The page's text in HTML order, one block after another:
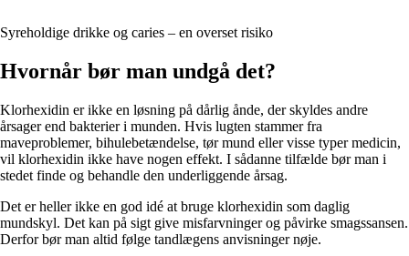
Syreholdige drikke og caries – en overset risiko
Hvornår bør man undgå det?
Klorhexidin er ikke en løsning på dårlig ånde, der skyldes andre
årsager end bakterier i munden. Hvis lugten stammer fra
maveproblemer, bihulebetændelse, tør mund eller visse typer medicin,
vil klorhexidin ikke have nogen effekt. I sådanne tilfælde bør man i
stedet finde og behandle den underliggende årsag.
Det er heller ikke en god idé at bruge klorhexidin som daglig
mundskyl. Det kan på sigt give misfarvninger og påvirke smagssansen.
Derfor bør man altid følge tandlægens anvisninger nøje.